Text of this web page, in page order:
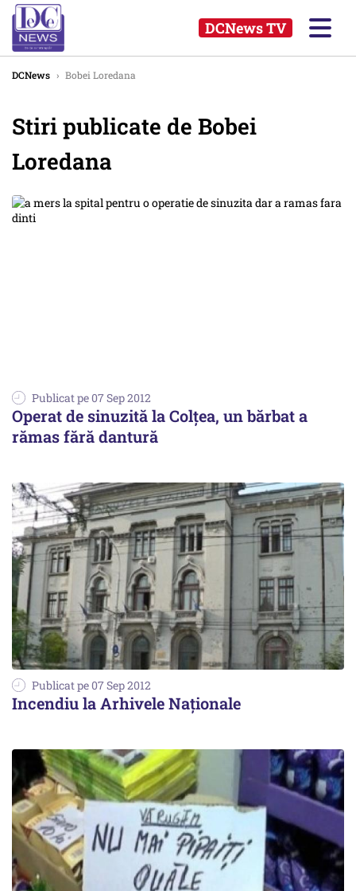
DCNews TV
DCNews › Bobei Loredana
Stiri publicate de Bobei
Loredana
Publicat pe 07 Sep 2012
Operat de sinuzită la Colțea, un bărbat a
rămas fără dantură
Publicat pe 07 Sep 2012
Incendiu la Arhivele Naționale